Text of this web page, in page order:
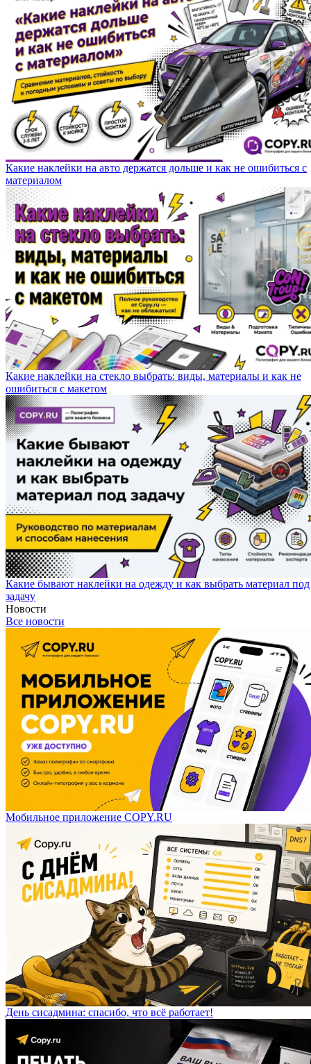
Какие наклейки на авто держатся дольше и как не ошибиться с
материалом
Какие наклейки на стекло выбрать: виды, материалы и как не
ошибиться с макетом
Какие бывают наклейки на одежду и как выбрать материал под
задачу
Новости
Все новости
Мобильное приложение COPY.RU
День сисадмина: спасибо, что всё работает!